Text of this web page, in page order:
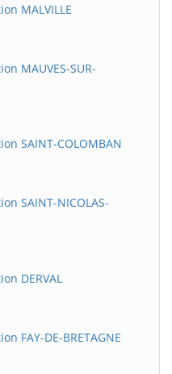
MALVILLE
MAUVES-SUR-
SAINT-COLOMBAN
SAINT-NICOLAS-
DERVAL
FAY-DE-BRETAGNE